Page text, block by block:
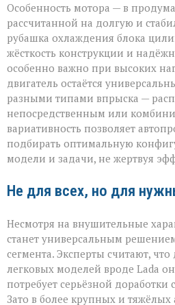
Особенность мотора — в
рассчитанной на долгую и
рубашка охлаждения блока
жёсткость конструкции и
особенно важно при высоких
двигатель остаётся
разными типами впрыска —
непосредственным или
вариативность позволяет
подбирать оптимальную
модели и задачи, не жертвуя
Не для всех, но для
Несмотря на внушительные
станет универсальным
сегмента. Эксперты считают,
легковых моделей вроде Lada
потребует серьёзной доработки
Зато в более крупных и